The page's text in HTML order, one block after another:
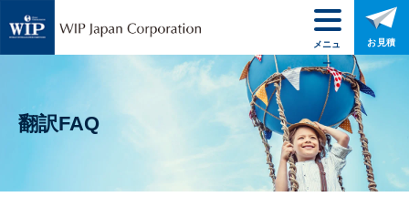
翻訳FAQ
メニュ
ー
お見積